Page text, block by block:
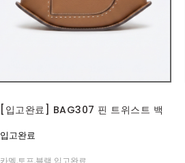
[입고완료] BAG307 핀 트위스트 백
입고완료